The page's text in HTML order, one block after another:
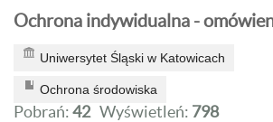
Ochrona indywidualna -
Uniwersytet Śląski w Katowicach
Ochrona środowiska
Pobrań:42 Wyświetleń: 798